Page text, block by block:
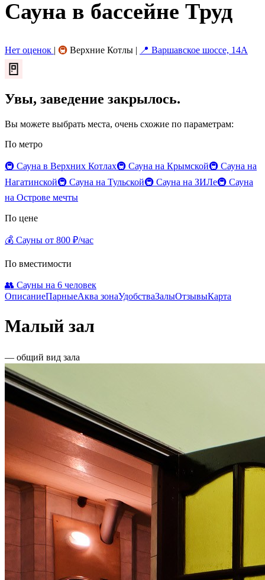
Сауна в бассейне Труд
Нет оценок | 🚇 Верхние Котлы | 📍 Варшавское шоссе, 14А
🚪
Увы, заведение закрылось.
Вы можете выбрать места, очень схожие по параметрам:
По метро
🚇 Сауна в Верхних Котлах🚇 Сауна на Крымской🚇 Сауна на
Нагатинской🚇 Сауна на Тульской🚇 Сауна на ЗИЛе🚇 Сауна
на Острове мечты
По цене
💰 Сауны от 800 ₽/час
По вместимости
👥 Сауны на 6 человек
ОписаниеПарныеАква зонаУдобстваЗалыОтзывыКарта
Малый зал
— общий вид зала